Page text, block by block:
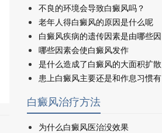
不良的环境会导致白癜风吗？
老年人得白癜风的原因是什么呢
白癜风疾病的遗传因素是由哪些因
哪些因素会使白癜风发作
是什么造成了白癜风的大面积扩散
患上白癜风主要还是和作息习惯有
白癜风治疗方法
为什么白癜风医治没效果